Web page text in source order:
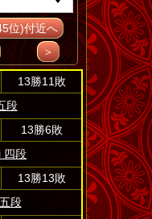
位)付近へ
＞
13勝11敗
段
13勝6敗
四段
13勝13敗
段